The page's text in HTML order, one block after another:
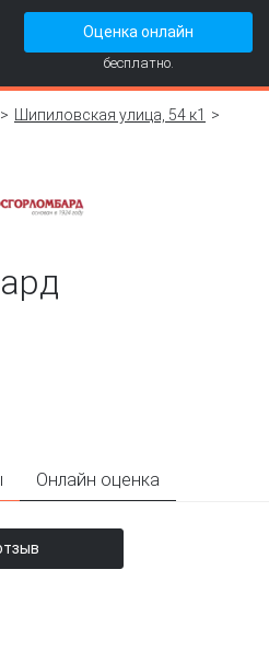
Оценка онлайн
бесплатно.
Шипиловская улица, 54 к1
Онлайн оценка